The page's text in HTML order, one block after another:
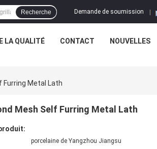
Demande de soumission
Recherche
LA QUALITÉ CONTACT NOUVELLES
Furring Metal Lath
Mesh Self Furring Metal Lath
porcelaine de Yangzhou Jiangsu